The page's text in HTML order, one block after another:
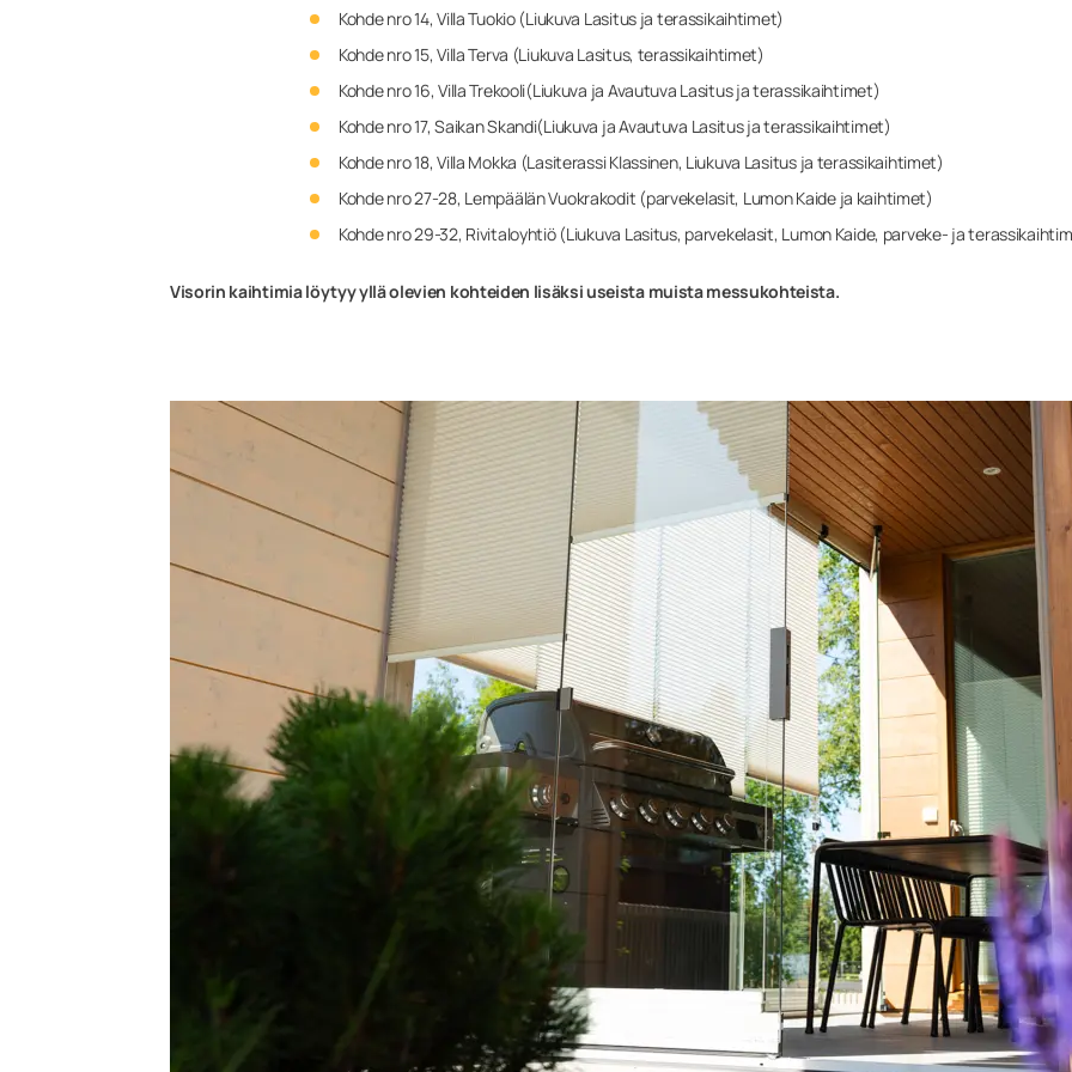
Kohde nro 14, Villa Tuokio (Liukuva Lasitus ja terassikaihtimet)
Kohde nro 15, Villa Terva (Liukuva Lasitus, terassikaihtimet)
Kohde nro 16, Villa Trekooli(Liukuva ja Avautuva Lasitus ja terassikaihtimet)
Kohde nro 17, Saikan Skandi(Liukuva ja Avautuva Lasitus ja terassikaihtimet)
Kohde nro 18, Villa Mokka (Lasiterassi Klassinen, Liukuva Lasitus ja terassikaihtimet)
Kohde nro 27-28, Lempäälän Vuokrakodit (parvekelasit, Lumon Kaide ja kaihtimet)
Kohde nro 29-32, Rivitaloyhtiö (Liukuva Lasitus, parvekelasit, Lumon Kaide, parveke- ja
Visorin kaihtimia löytyy yllä olevien kohteiden lisäksiuseista muista messukohteista.